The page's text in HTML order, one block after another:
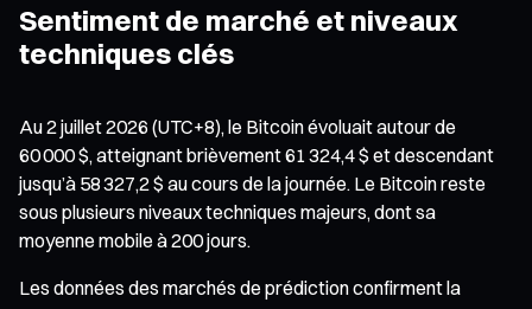
Sentiment de marché et niveaux
techniques clés
Au 2 juillet 2026 (UTC+8), le Bitcoin évoluait autour de
60 000 $, atteignant brièvement 61 324,4 $ et descendant
jusqu’à 58 327,2 $ au cours de la journée. Le Bitcoin reste
sous plusieurs niveaux techniques majeurs, dont sa
moyenne mobile à 200 jours.
Les données des marchés de prédiction confirment la